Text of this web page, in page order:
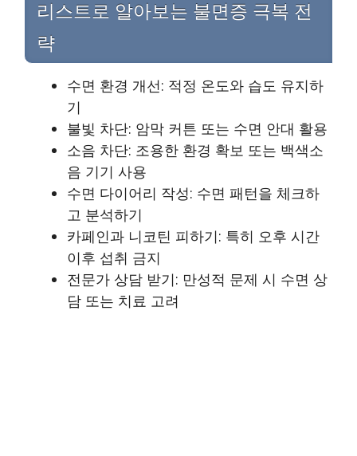
리스트로 알아보는 불면증 극복 전
략
수면 환경 개선: 적정 온도와 습도 유지하
기
불빛 차단: 암막 커튼 또는 수면 안대 활용
소음 차단: 조용한 환경 확보 또는 백색소
음 기기 사용
수면 다이어리 작성: 수면 패턴을 체크하
고 분석하기
카페인과 니코틴 피하기: 특히 오후 시간
이후 섭취 금지
전문가 상담 받기: 만성적 문제 시 수면 상
담 또는 치료 고려